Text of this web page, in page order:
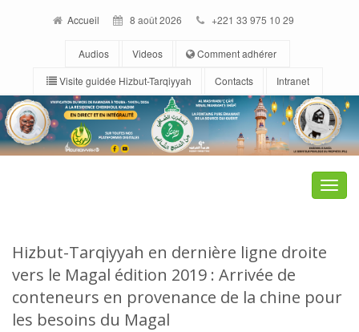
Accueil 8 août 2026 +221 33 975 10 29
Audios Videos
Comment adhérer
Visite guidée Hizbut-Tarqiyyah
Contacts Intranet
Toggle
Hizbut-Tarqiyyah en dernière ligne droite
vers le Magal édition 2019 : Arrivée de
conteneurs en provenance de la chine pour
les besoins du Magal